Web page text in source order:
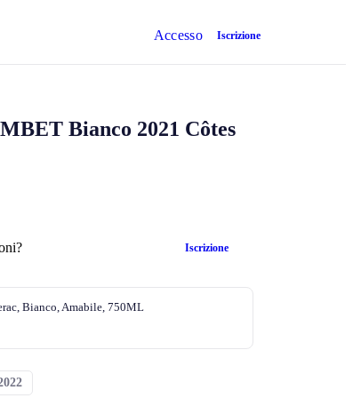
Accesso Iscrizione
Iscrizione
Bianco, Amabile, 750ML
Bianco 2021 Côtes